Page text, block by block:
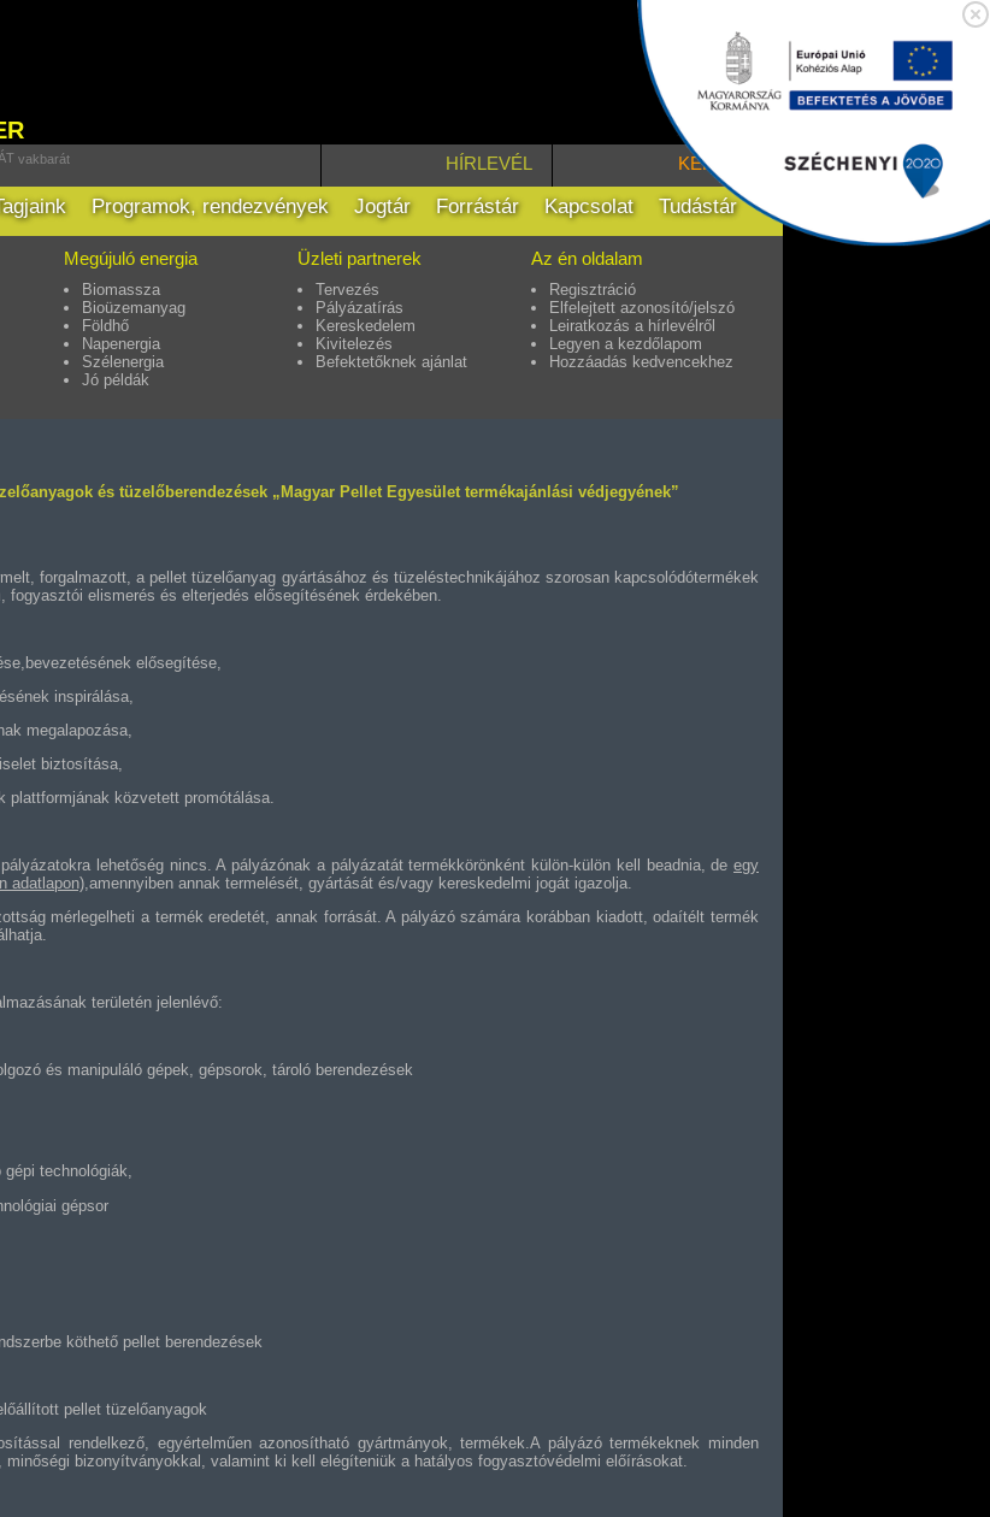
vakbarát
KERESÉS
HÍRLEVÉL
Programok, rendezvények Jogtár Forrástár Kapcsolat Tudástár
Megújuló energia
Biomassza
Bioüzemanyag
Földhő
Napenergia
Szélenergia
Jó példák
Üzleti partnerek
Tervezés
Pályázatírás
Kereskedelem
Kivitelezés
Befektetőknek ajánlat
Az én oldalam
Regisztráció
Elfelejtett azonosító/jelszó
Leiratkozás a hírlevélről
Legyen a kezdőlapom
Hozzáadás kedvencekhez
és tüzelőberendezések „Magyar Pellet Egyesület termékajánlási védjegyének”
forgalmazott, a pellet tüzelőanyag gyártásához és tüzeléstechnikájához szorosan kapcsolódótermékek
elismerés és elterjedés elősegítésének érdekében.
elősegítése,
inspirálása,
megalapozása,
biztosítása,
plattformjának közvetett promótálása.
lehetőség nincs. A pályázónak a pályázatát termékkörönként külön-külön kell beadnia, de egy
adatlapon),amennyiben annak termelését, gyártását és/vagy kereskedelmi jogát igazolja.
mérlegelheti a termék eredetét, annak forrását. A pályázó számára korábban kiadott, odaítélt termék
területén jelenlévő:
és manipuláló gépek, gépsorok, tároló berendezések
technológiák,
gépsor
köthető pellet berendezések
pellet tüzelőanyagok
rendelkező, egyértelműen azonosítható gyártmányok, termékek.A pályázó termékeknek minden
bizonyítványokkal, valamint ki kell elégíteniük a hatályos fogyasztóvédelmi előírásokat.